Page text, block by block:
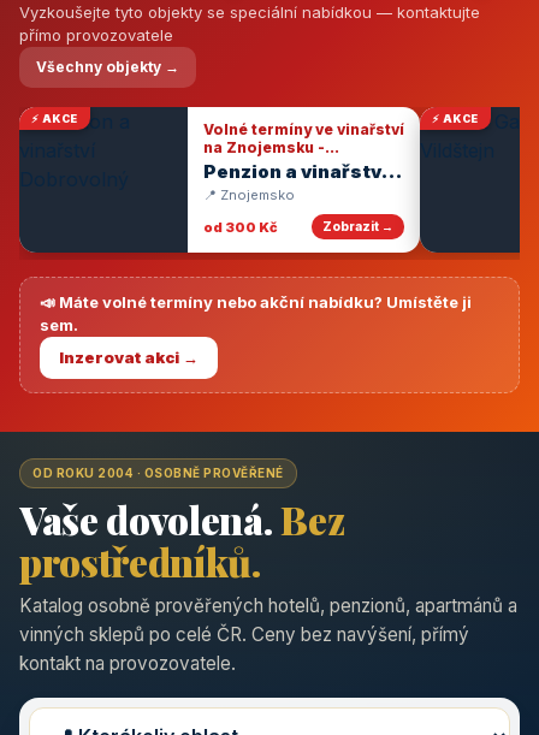
Vyzkoušejte tyto objekty se speciální nabídkou — kontaktujte
přímo provozovatele
Všechny objekty →
⚡ AKCE
Volné termíny ve vinařství
na Znojemsku -
degustace vín
Penzion a vinařství
Dobrovolný
📍 Znojemsko
od 300 Kč
Zobrazit →
⚡ AKCE
📣 Máte volné termíny nebo akční nabídku? Umístěte ji
sem.
Inzerovat akci →
OD ROKU 2004 · OSOBNĚ PROVĚŘENÉ
Vaše dovolená.Bez
prostředníků.
Katalog osobně prověřených hotelů, penzionů, apartmánů a
vinných sklepů po celé ČR. Ceny bez navýšení, přímý
kontakt na provozovatele.